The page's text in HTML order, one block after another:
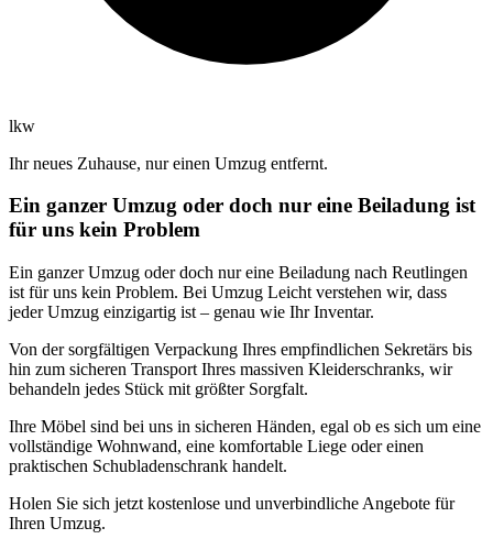
lkw
Ihr neues Zuhause, nur einen Umzug entfernt.
Ein ganzer Umzug oder doch nur eine Beiladung ist
für uns kein Problem
Ein ganzer Umzug oder doch nur eine Beiladung nach Reutlingen
ist für uns kein Problem. Bei Umzug Leicht verstehen wir, dass
jeder Umzug einzigartig ist – genau wie Ihr Inventar.
Von der sorgfältigen Verpackung Ihres empfindlichen Sekretärs bis
hin zum sicheren Transport Ihres massiven Kleiderschranks, wir
behandeln jedes Stück mit größter Sorgfalt.
Ihre Möbel sind bei uns in sicheren Händen, egal ob es sich um eine
vollständige Wohnwand, eine komfortable Liege oder einen
praktischen Schubladenschrank handelt.
Holen Sie sich jetzt kostenlose und unverbindliche Angebote für
Ihren Umzug.